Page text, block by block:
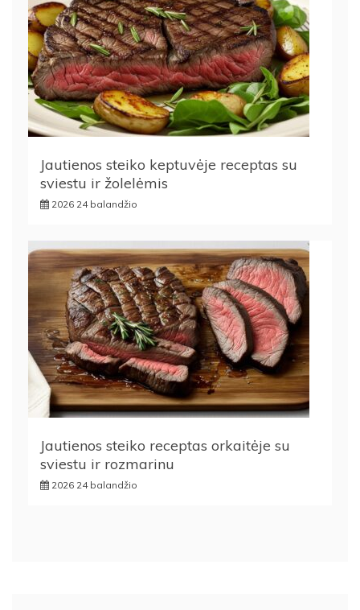
Jautienos steiko keptuvėje receptas su
sviestu ir žolelėmis
2026 24 balandžio
Jautienos steiko receptas orkaitėje su
sviestu ir rozmarinu
2026 24 balandžio